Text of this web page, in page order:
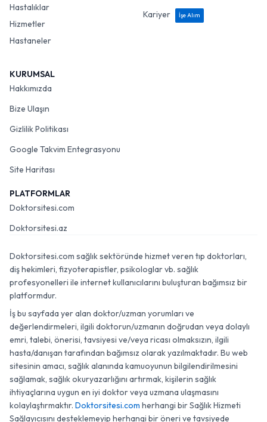
Hastalıklar
Hizmetler
Hastaneler
Kariyer
İşe Alım
KURUMSAL
Hakkımızda
Bize Ulaşın
Gizlilik Politikası
Google Takvim Entegrasyonu
Site Haritası
PLATFORMLAR
Doktorsitesi.com
Doktorsitesi.az
Doktorsitesi.com sağlık sektöründe hizmet veren tıp doktorları,
diş hekimleri, fizyoterapistler, psikologlar vb. sağlık
profesyonelleri ile internet kullanıcılarını buluşturan bağımsız bir
platformdur.
İş bu sayfada yer alan doktor/uzman yorumları ve
değerlendirmeleri, ilgili doktorun/uzmanın doğrudan veya dolaylı
emri, talebi, önerisi, tavsiyesi ve/veya ricası olmaksızın, ilgili
hasta/danışan tarafından bağımsız olarak yazılmaktadır. Bu web
sitesinin amacı, sağlık alanında kamuoyunun bilgilendirilmesini
sağlamak, sağlık okuryazarlığını artırmak, kişilerin sağlık
ihtiyaçlarına uygun en iyi doktor veya uzmana ulaşmasını
kolaylaştırmaktır. Doktorsitesi.com herhangi bir Sağlık Hizmeti
Sağlayıcısını desteklemeyip herhangi bir öneri ve tavsiyede